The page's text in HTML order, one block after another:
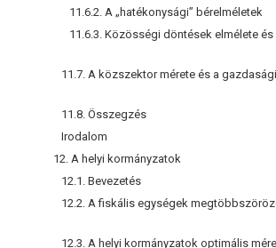
11.6.2. A „hatékonysági” bérelméletek
11.8. Összegzés
Irodalom
12. A helyi kormányzatok
12.1. Bevezetés